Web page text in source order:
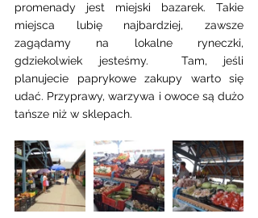
promenady jest miejski bazarek. Takie
miejsca lubię najbardziej, zawsze
zagądamy na lokalne ryneczki,
gdziekolwiek jesteśmy.  Tam, jeśli
planujecie paprykowe zakupy warto się
udać. Przyprawy, warzywa i owoce są dużo
tańsze niż w sklepach.